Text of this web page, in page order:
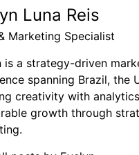
Luna Reis
Marketing Specialist
is a strategy-driven
spanning Brazil, the
creativity with
growth through